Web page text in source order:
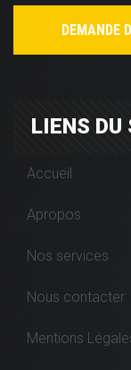
DEMANDE
LIENS DU
Accueil
Apropos
Nos services
Nous contacter
Mentions